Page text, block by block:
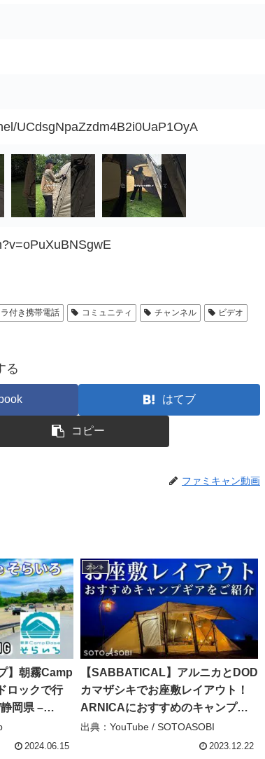
UCdsgNpaZzdm4B2i0UaP1OyA
付き携帯電話 コミュニティ チャンネル ビデオ
る
はてブ
コピー
ファミキャン動画
】朝霧Camp
ロックで行
岡県 –
2024.06.15
テント
【SABBATICAL】アルニカとDOD
カマザシキでお座敷レイアウト！
ARNICAにおすすめのキャンプギ
アでファミリーキャンプ –
出典：YouTube / SOTOASOBI
2023.12.22